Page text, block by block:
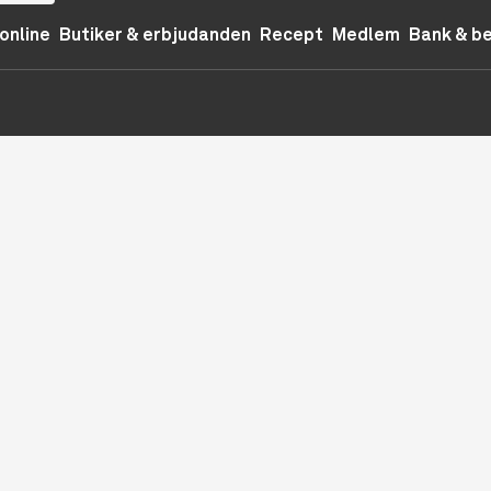
Butiker & erbjudanden Recept Medlem Bank &